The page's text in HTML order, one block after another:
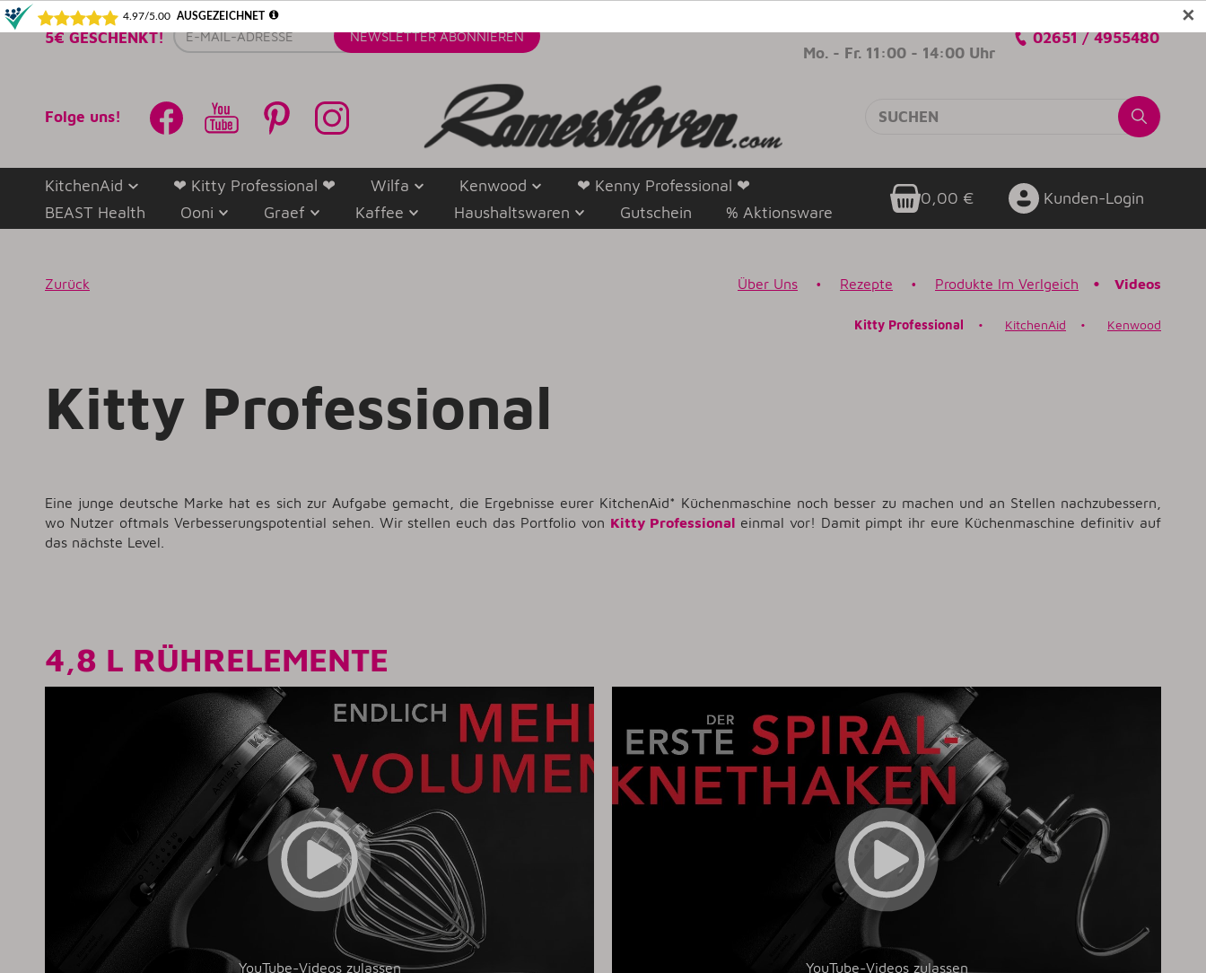
✕
5€ GESCHENKT! E-
Mail-
NEWSLETTER ABONNIEREN
Mo. - Fr. 11:00 - 14:00 Uhr
02651 / 4955480
Folge uns!
KitchenAid ❤ Kitty Professional ❤ Wilfa Kenwood
❤ Kenny Professional ❤
BEAST Health
Ooni Graef Kaffee Haushaltswaren Gutschein % Aktionsware
0,00 € Kunden-Login
Zurück Über Uns • Rezepte • Produkte Im Verlgeich • Videos
Kitty Professional • KitchenAid • Kenwood
Kitty Professional
Eine junge deutsche Marke hat es sich zur Aufgabe gemacht, die Ergebnisse eurer KitchenAid* Küchenmaschine noch besser zu machen und an Stellen nachzubessern,
wo Nutzer oftmals Verbesserungspotential sehen. Wir stellen euch das Portfolio von Kitty Professionaleinmal vor! Damit pimpt ihr eure Küchenmaschine definitiv auf
das nächste Level.
4,8 L RÜHRELEMENTE
YouTube-Videos zulassen YouTube-Videos zulassen